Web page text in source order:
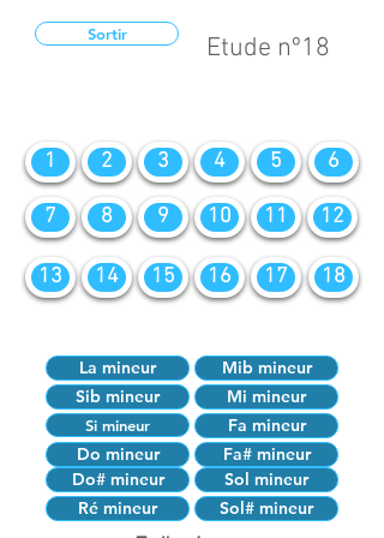
Sortir Etude nº18
1 2 3 4 5 6
7 8 9 10 11 12
13 14 15 16 17 18
La mineur
Mib mineur
Sib mineur
Mi mineur
Si mineur
Fa mineur
Do mineur
Do# mineur
Fa# mineur
Sol mineur
Ré mineur
Sol# mineur